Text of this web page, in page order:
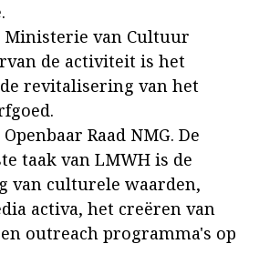
Ministerie van Cultuur
de activiteit is het
revitalisering van het
Raad NMG. De
taak van LMWH is de
van culturele waarden,
activa, het creëren van
outreach programma's op